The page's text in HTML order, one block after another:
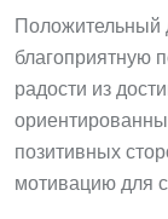
Положительный
благоприятную
радости из
позитивных
мотивацию для